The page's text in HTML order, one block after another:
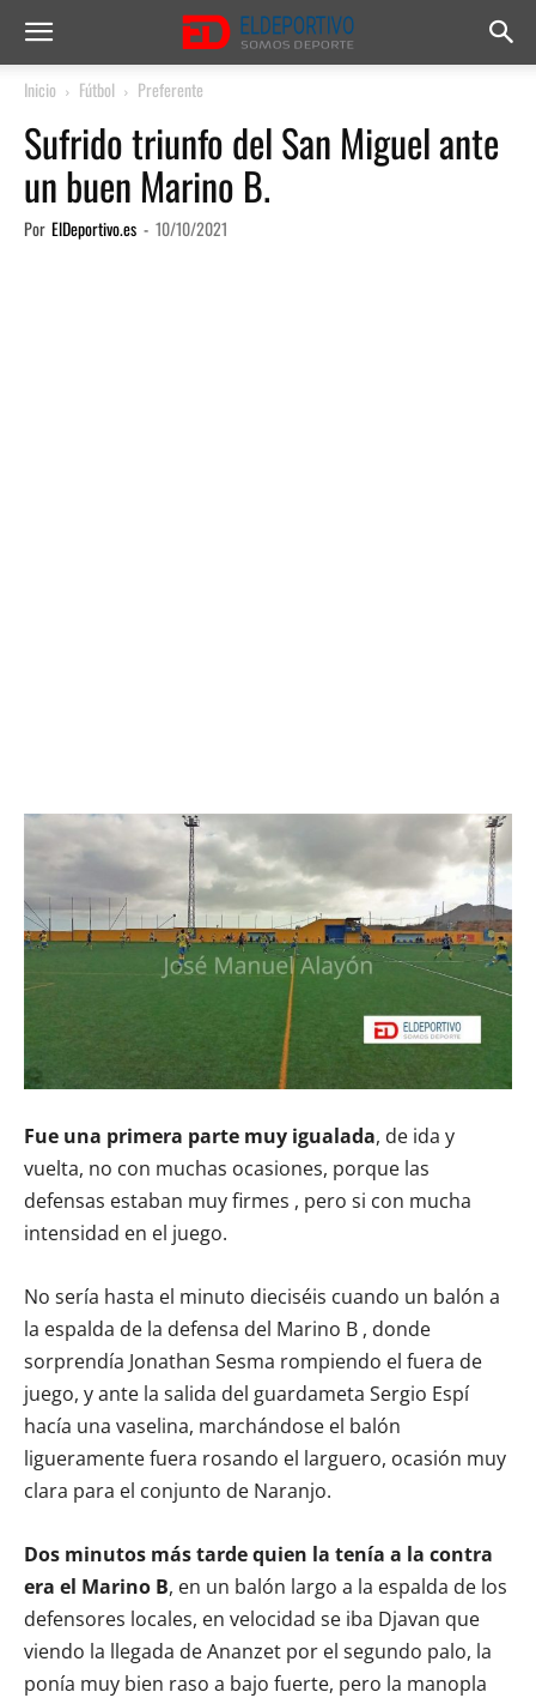
Inicio Fútbol Preferente
Sufrido triunfo del San Miguel ante
un buen Marino B.
Por ElDeportivo.es - 10/10/2021
Fue una primera parte muy igualada, de ida y
vuelta, no con muchas ocasiones, porque las
defensas estaban muy firmes , pero si con mucha
intensidad en el juego.
No sería hasta el minuto dieciséis cuando un balón a
la espalda de la defensa del Marino B , donde
sorprendía Jonathan Sesma rompiendo el fuera de
juego, y ante la salida del guardameta Sergio Espí
hacía una vaselina, marchándose el balón
ligueramente fuera rosando el larguero, ocasión muy
clara para el conjunto de Naranjo.
Dos minutos más tarde quien la tenía a la contra
era el Marino B, en un balón largo a la espalda de los
defensores locales, en velocidad se iba Djavan que
viendo la llegada de Ananzet por el segundo palo, la
ponía muy bien raso a bajo fuerte, pero la manopla